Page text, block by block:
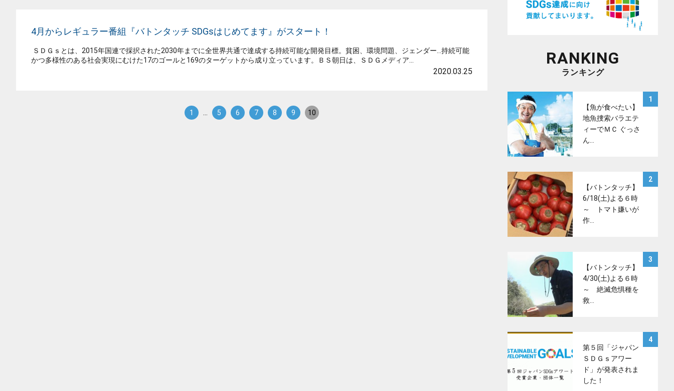
4月からレギュラー番組『バトンタッチ SDGsはじめてます』がスタート！
ＳＤＧｓとは、2015年国連で採択された2030年までに全世界共通で達成する持続可能な開発目標。貧困、環境問題、ジェンダー…持続可能
かつ多様性のある社会実現にむけた17のゴールと169のターゲットから成り立っています。ＢＳ朝日は、ＳＤＧメディア...
2020.03.25
1 5 6 7 8 9 10
RANKING
ランキング
1
【魚が食べたい】
地魚捜索バラエテ
ィーでＭＣ ぐっさ
ん…
2
【バトンタッチ】
6/18(土)よる６時
～ トマト嫌いが
作…
3
【バトンタッチ】
4/30(土)よる６時
～ 絶滅危惧種を
救…
4
第５回「ジャパン
ＳＤＧｓアワー
ド」が発表されま
した！